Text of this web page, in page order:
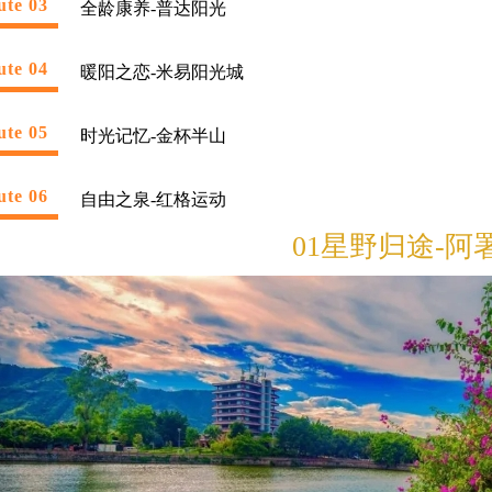
03 全龄康养-普达阳光
04 暖阳之恋-米易阳光城
05 时光记忆-金杯半山
06 自由之泉-红格运动
01星野归途-阿